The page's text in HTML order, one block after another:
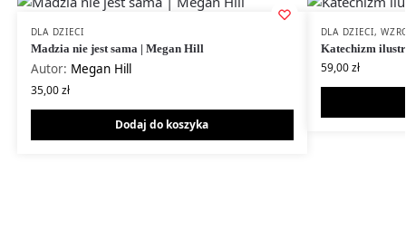
DLA DZIECI
Madzia nie jest sama | Megan Hill
Autor: Megan Hill
35,00zł
Dodaj do koszyka
DLA DZIECI,
Katechizm
59,00zł